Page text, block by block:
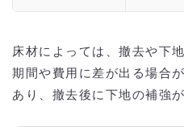
床材によっては、撤去や下
期間や費用に差が出る場合
あり、撤去後に下地の補強